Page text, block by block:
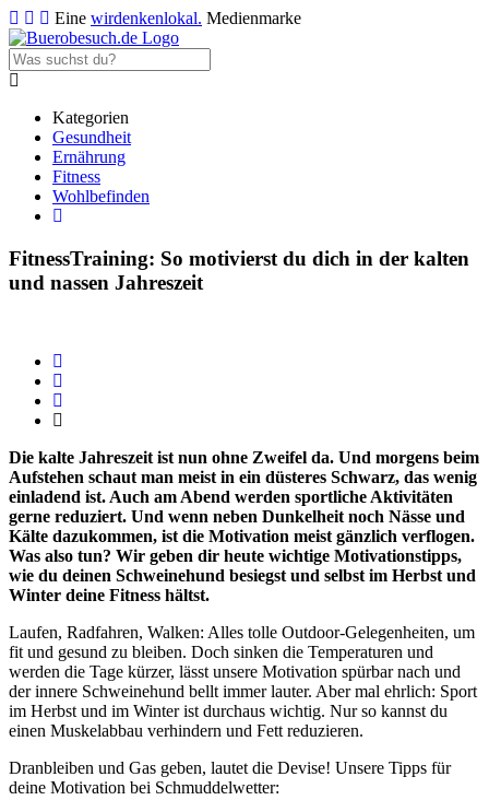
Eine wirdenkenlokal. Medienmarke
Kategorien
Gesundheit
Ernährung
Fitness
Wohlbefinden
FitnessTraining: So motivierst du dich in der kalten
und nassen Jahreszeit
Die kalte Jahreszeit ist nun ohne Zweifel da. Und morgens beim
Aufstehen schaut man meist in ein düsteres Schwarz, das wenig
einladend ist. Auch am Abend werden sportliche Aktivitäten
gerne reduziert. Und wenn neben Dunkelheit noch Nässe und
Kälte dazukommen, ist die Motivation meist gänzlich verflogen.
Was also tun? Wir geben dir heute wichtige Motivationstipps,
wie du deinen Schweinehund besiegst und selbst im Herbst und
Winter deine Fitness hältst.
Laufen, Radfahren, Walken: Alles tolle Outdoor-Gelegenheiten, um
fit und gesund zu bleiben. Doch sinken die Temperaturen und
werden die Tage kürzer, lässt unsere Motivation spürbar nach und
der innere Schweinehund bellt immer lauter. Aber mal ehrlich: Sport
im Herbst und im Winter ist durchaus wichtig. Nur so kannst du
einen Muskelabbau verhindern und Fett reduzieren.
Dranbleiben und Gas geben, lautet die Devise! Unsere Tipps für
deine Motivation bei Schmuddelwetter: